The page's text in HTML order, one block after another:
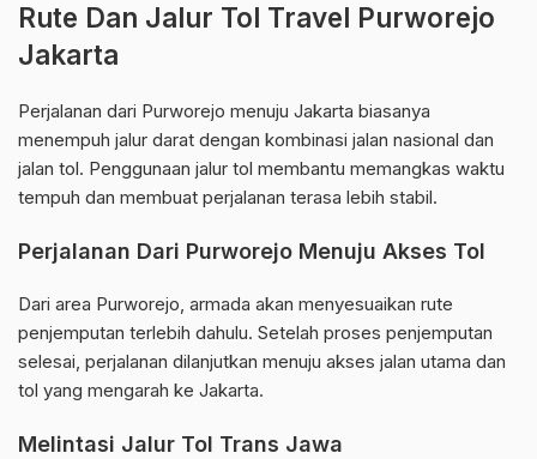
Rute Dan Jalur Tol Travel Purworejo
Jakarta
Perjalanan dari Purworejo menuju Jakarta biasanya
menempuh jalur darat dengan kombinasi jalan nasional dan
jalan tol. Penggunaan jalur tol membantu memangkas waktu
tempuh dan membuat perjalanan terasa lebih stabil.
Perjalanan Dari Purworejo Menuju Akses Tol
Dari area Purworejo, armada akan menyesuaikan rute
penjemputan terlebih dahulu. Setelah proses penjemputan
selesai, perjalanan dilanjutkan menuju akses jalan utama dan
tol yang mengarah ke Jakarta.
Melintasi Jalur Tol Trans Jawa